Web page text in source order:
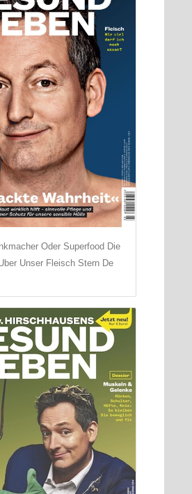
Oder Superfood Die
Unser Fleisch Stern De